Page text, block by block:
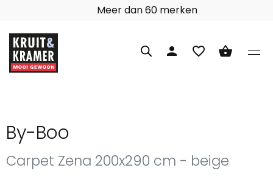
97% klanttevredenheid
person favorite_border shopping_basket
By-Boo
Carpet Zena 200x290 cm - beige